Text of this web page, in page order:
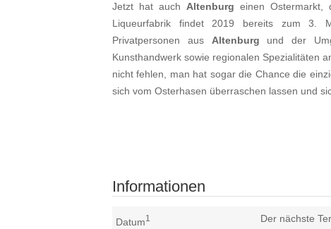
Jetzt hat auchAltenburg einen Ostermarkt,
Liqueurfabrik findet 2019 bereits zum 3.
Privatpersonen aus Altenburg und der
Kunsthandwerk sowie regionalen Spezialitäten
nicht fehlen, man hat sogar die Chance die
sich vom Osterhasen überraschen lassen und
Informationen
Datum1
Der nächste